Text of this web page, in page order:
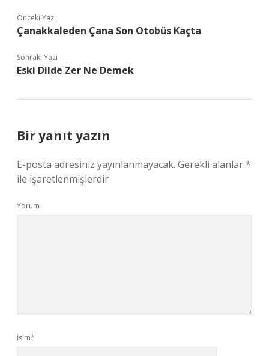
Önceki Yazı
Çanakkaleden Çana Son Otobüs Kaçta
Sonraki Yazı
Eski Dilde Zer Ne Demek
Bir yanıt yazın
E-posta adresiniz yayınlanmayacak. Gerekli alanlar*
ile işaretlenmişlerdir
Yorum
İsim*